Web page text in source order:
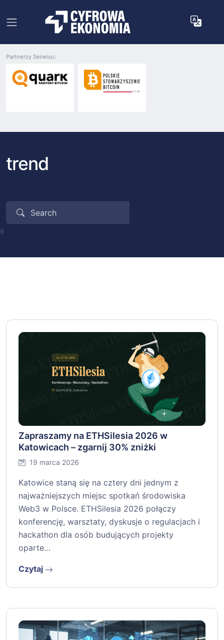
Partnerzy Serwisu:
trend
s
Zapraszamy na ETHSilesia 2026 w
Katowicach – zgarnij 30% zniżki
19 marca 2026
Katowice staną się na cztery dni jednym z
najważniejszych miejsc spotkań środowiska
Web3 w Polsce. ETHSilesia 2026 połączy
konferencję, warsztaty, dyskusje o regulacjach i
hackathon dla osób budujących projekty
oparte…
Czytaj